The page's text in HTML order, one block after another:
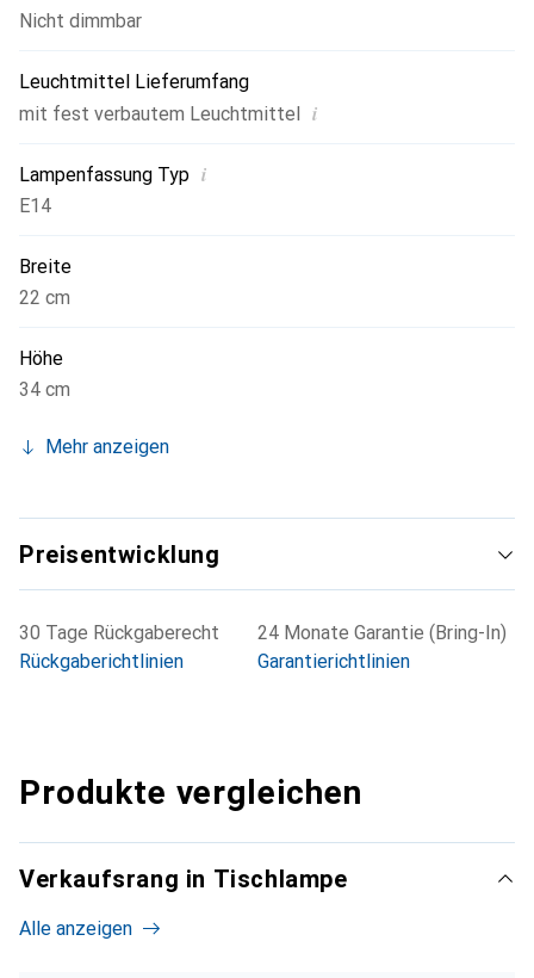
Nicht dimmbar
Leuchtmittel Lieferumfang
mit fest verbautem Leuchtmittel
i
Lampenfassung Typ i
E14
Breite
22 cm
Höhe
34 cm
Mehr anzeigen
Preisentwicklung
30 Tage Rückgaberecht
Rückgaberichtlinien
24 Monate Garantie (Bring-In)
Garantierichtlinien
Produkte vergleichen
Verkaufsrang in Tischlampe
Alle anzeigen